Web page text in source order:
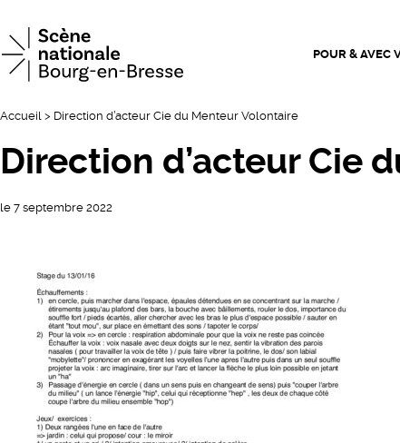
POUR & AVEC
Accueil > Direction d’acteur Cie du Menteur Volontaire
Direction d’acteur Cie
le 7 septembre 2022